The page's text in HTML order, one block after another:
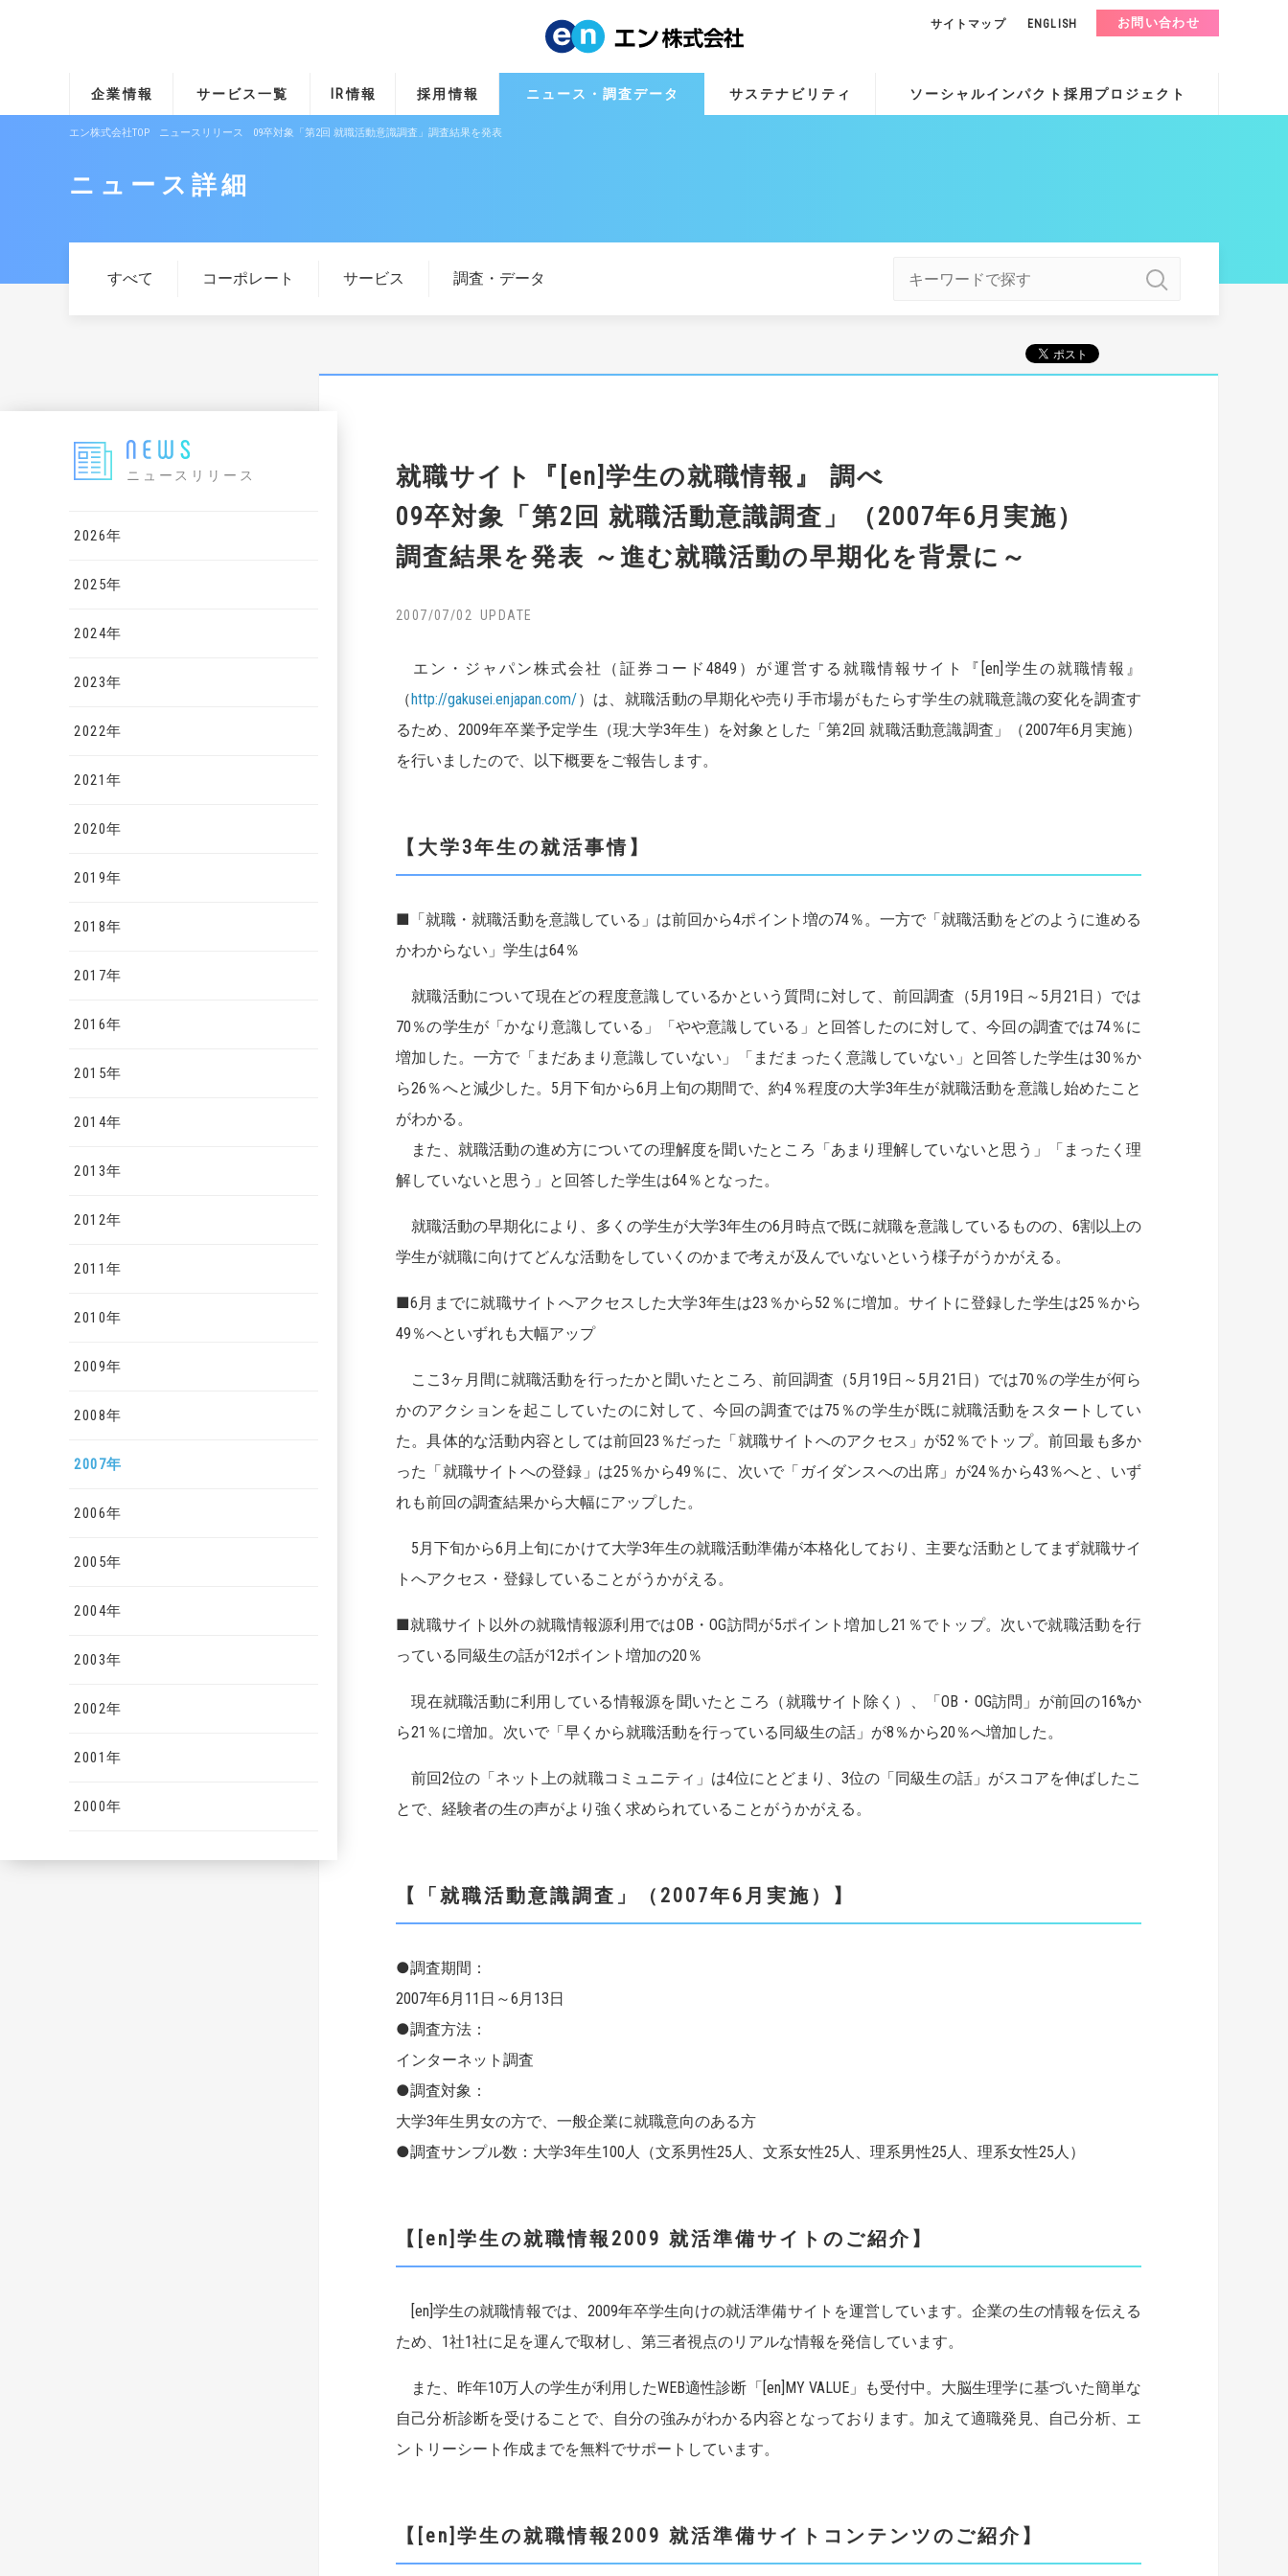
企業情報 サービス一覧 IR情報 採用情報 ニュース・調査データ サステナビリティ ソーシャルインパクト採用プロジェクト
サイトマップ ENGLISH お問い合わせ
エン株式会社TOP ニュースリリース 09卒対象「第2回 就職活動意識調査」調査結果を発表
ニュース詳細
すべて コーポレート サービス 調査・データ
ニュースリリース
2026年
2025年
2024年
2023年
2022年
2021年
2020年
2019年
2018年
2017年
2016年
2015年
2014年
2013年
2012年
2011年
2010年
2009年
2008年
2007年
2006年
2005年
2004年
2003年
2002年
2001年
2000年
就職サイト『[en]学生の就職情報』 調べ
09卒対象「第2回 就職活動意識調査」（2007年6月実施）
調査結果を発表 ～進む就職活動の早期化を背景に～
2007/07/02
エン・ジャパン株式会社（証券コード4849）が運営する就職情報サイト『[en]学生の就職情報』
（http://gakusei.enjapan.com/）は、就職活動の早期化や売り手市場がもたらす学生の就職意識の変化を調査す
るため、2009年卒業予定学生（現:大学3年生）を対象とした「第2回 就職活動意識調査」（2007年6月実施）
を行いましたので、以下概要をご報告します。
【大学3年生の就活事情】
■「就職・就職活動を意識している」は前回から4ポイント増の74％。一方で「就職活動をどのように進める
かわからない」学生は64％
就職活動について現在どの程度意識しているかという質問に対して、前回調査（5月19日～5月21日）では
70％の学生が「かなり意識している」「やや意識している」と回答したのに対して、今回の調査では74％に
増加した。一方で「まだあまり意識していない」「まだまったく意識していない」と回答した学生は30％か
ら26％へと減少した。5月下旬から6月上旬の期間で、約4％程度の大学3年生が就職活動を意識し始めたこと
がわかる。
また、就職活動の進め方についての理解度を聞いたところ「あまり理解していないと思う」「まったく理
解していないと思う」と回答した学生は64％となった。
就職活動の早期化により、多くの学生が大学3年生の6月時点で既に就職を意識しているものの、6割以上の
学生が就職に向けてどんな活動をしていくのかまで考えが及んでいないという様子がうかがえる。
■6月までに就職サイトへアクセスした大学3年生は23％から52％に増加。サイトに登録した学生は25％から
49％へといずれも大幅アップ
ここ3ヶ月間に就職活動を行ったかと聞いたところ、前回調査（5月19日～5月21日）では70％の学生が何ら
かのアクションを起こしていたのに対して、今回の調査では75％の学生が既に就職活動をスタートしてい
た。具体的な活動内容としては前回23％だった「就職サイトへのアクセス」が52％でトップ。前回最も多か
った「就職サイトへの登録」は25％から49％に、次いで「ガイダンスへの出席」が24％から43％へと、いず
れも前回の調査結果から大幅にアップした。
5月下旬から6月上旬にかけて大学3年生の就職活動準備が本格化しており、主要な活動としてまず就職サイ
トへアクセス・登録していることがうかがえる。
■就職サイト以外の就職情報源利用ではOB・OG訪問が5ポイント増加し21％でトップ。次いで就職活動を行
っている同級生の話が12ポイント増加の20％
現在就職活動に利用している情報源を聞いたところ（就職サイト除く）、「OB・OG訪問」が前回の16%か
ら21％に増加。次いで「早くから就職活動を行っている同級生の話」が8％から20％へ増加した。
前回2位の「ネット上の就職コミュニティ」は4位にとどまり、3位の「同級生の話」がスコアを伸ばしたこ
とで、経験者の生の声がより強く求められていることがうかがえる。
【「就職活動意識調査」（2007年6月実施）】
●調査期間：
2007年6月11日～6月13日
●調査方法：
インターネット調査
●調査対象：
大学3年生男女の方で、一般企業に就職意向のある方
●調査サンプル数：大学3年生100人（文系男性25人、文系女性25人、理系男性25人、理系女性25人）
【[en]学生の就職情報2009 就活準備サイトのご紹介】
[en]学生の就職情報では、2009年卒学生向けの就活準備サイトを運営しています。企業の生の情報を伝える
ため、1社1社に足を運んで取材し、第三者視点のリアルな情報を発信しています。
また、昨年10万人の学生が利用したWEB適性診断「[en]MY VALUE」も受付中。大脳生理学に基づいた簡単な
自己分析診断を受けることで、自分の強みがわかる内容となっております。加えて適職発見、自己分析、エ
ントリーシート作成までを無料でサポートしています。
【[en]学生の就職情報2009 就活準備サイトコンテンツのご紹介】